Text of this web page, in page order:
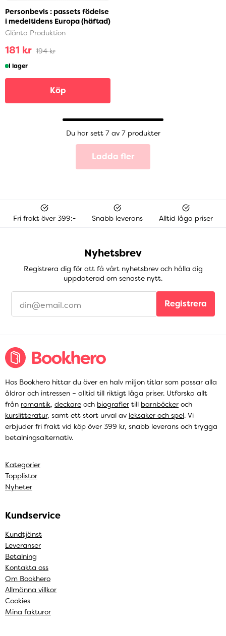
Personbevis : passets födelse
i medeltidens Europa (häftad)
Glänta Produktion
181 kr 194 kr
I lager
Köp
Du har sett 7 av 7 produkter
Ladda fler
Fri frakt över 399:- Snabb leverans Alltid låga priser
Nyhetsbrev
Registrera dig för att få vårt nyhetsbrev och hålla dig
uppdaterad om senaste nytt.
Registrera
Hos Bookhero hittar du över en halv miljon titlar som passar alla
åldrar och intressen – alltid till riktigt låga priser. Utforska allt
från romantik, deckare och biografier till barnböcker och
kurslitteratur, samt ett stort urval av leksaker och spel. Vi
erbjuder fri frakt vid köp över 399 kr, snabb leverans och trygga
betalningsalternativ.
Kategorier
Topplistor
Nyheter
Kundservice
Kundtjänst
Leveranser
Betalning
Kontakta oss
Om Bookhero
Allmänna villkor
Cookies
Mina fakturor